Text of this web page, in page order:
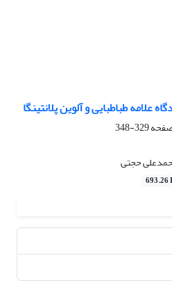
علامه طباطبایی و آلوین پلانتینگا
329-348
حجتی
693.26